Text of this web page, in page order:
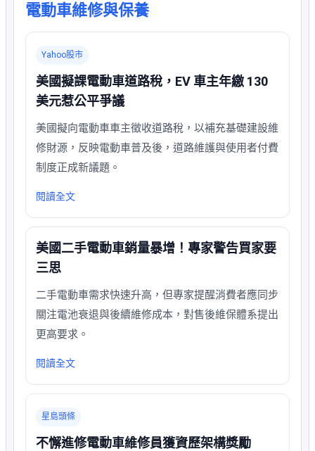
電動車維修與保養
Yahoo股市
美國擬課電動車道路稅，EV 車主年繳 130
美元惹公平爭議
美國擬向電動車車主徵收道路稅，以補充基礎建設維
修財源，反映電動車普及後，道路維護與使用者付費
制度正成新議題。
閱讀全文
美國二手電動車銷量暴增！專家警告買家要
三思
二手電動車需求快速升高，但專家提醒消費者應同步
關注電池衰退與後續維修成本，對售後維保體系提出
更高要求。
閱讀全文
星島頭條
不懈進修電動車維修員獲資歷架構獎勵